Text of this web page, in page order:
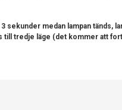
sekunder medan lampan tänds,
till tredje läge (det kommer att